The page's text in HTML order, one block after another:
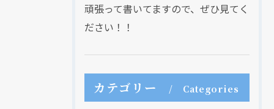
頑張って書いてますので、ぜひ見てく
ださい！！
カテゴリー Categories